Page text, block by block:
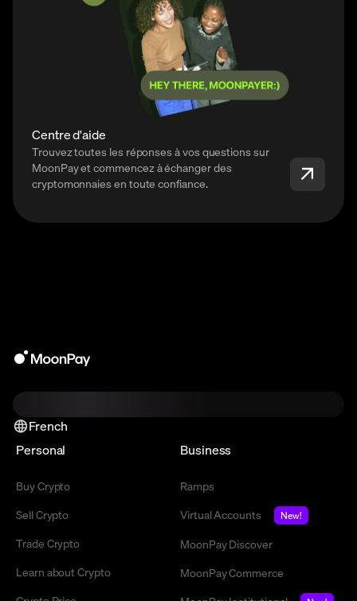
Centre d'aide
Trouvez toutes les réponses à vos questions sur
MoonPay et commencez à échanger des
cryptomonnaies en toute confiance.
French
Personal
Buy Crypto
Sell Crypto
Trade Crypto
Learn about Crypto
Business
Ramps
Virtual Accounts
New!
MoonPay Discover
MoonPay Commerce